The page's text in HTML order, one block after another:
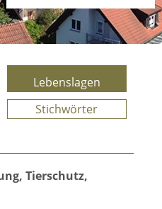
Lebenslagen
Stichwörter
Tierschutz,